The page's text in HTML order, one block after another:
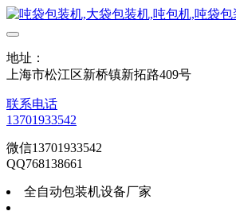
地址：
上海市松江区新桥镇新拓路409号
联系电话
13701933542
微信13701933542
QQ768138661
全自动包装机设备厂家